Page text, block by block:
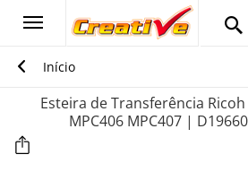
Início
Esteira de Transferência Ricoh
MPC406 MPC407 |